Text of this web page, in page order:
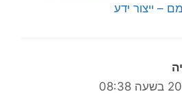
– ייצור ידע